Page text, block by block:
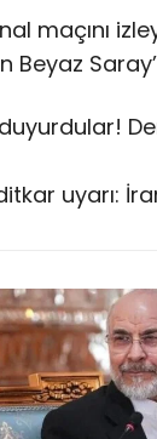
maçını
Beyaz
uyarı: